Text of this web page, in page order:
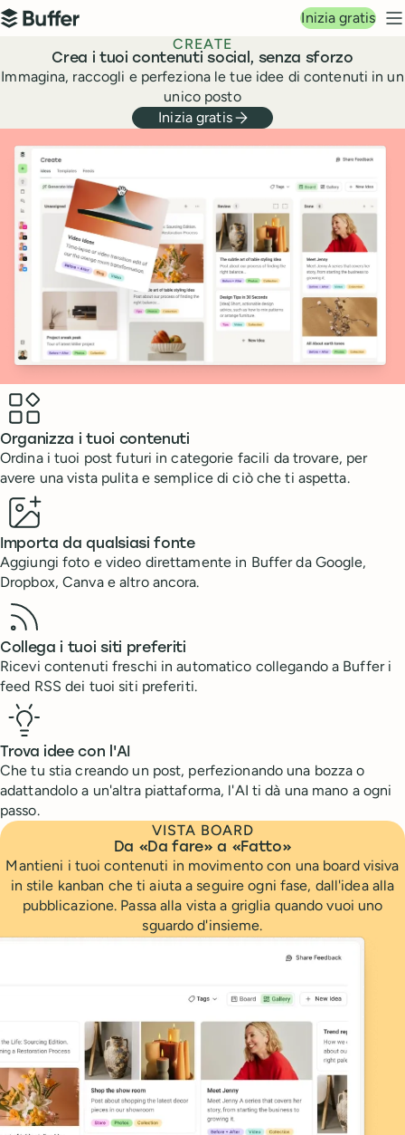
Navigazione principale
Buffer
Inizia gratis
CREATE
Crea i tuoi contenuti social, senza sforzo
Immagina, raccogli e perfeziona le tue idee di contenuti in un
unico posto
Inizia gratis
Benefits
Organizza i tuoi contenuti
Ordina i tuoi post futuri in categorie facili da trovare, per
avere una vista pulita e semplice di ciò che ti aspetta.
Importa da qualsiasi fonte
Aggiungi foto e video direttamente in Buffer da Google,
Dropbox, Canva e altro ancora.
Collega i tuoi siti preferiti
Ricevi contenuti freschi in automatico collegando a Buffer i
feed RSS dei tuoi siti preferiti.
Trova idee con l'AI
Che tu stia creando un post, perfezionando una bozza o
adattandolo a un'altra piattaforma, l'AI ti dà una mano a ogni
passo.
VISTA BOARD
Da «Da fare» a «Fatto»
Mantieni i tuoi contenuti in movimento con una board visiva
in stile kanban che ti aiuta a seguire ogni fase, dall'idea alla
pubblicazione. Passa alla vista a griglia quando vuoi uno
sguardo d'insieme.